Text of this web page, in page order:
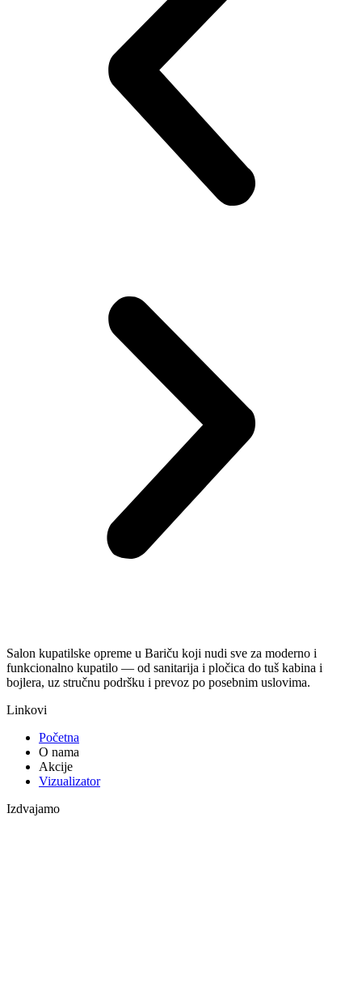
Salon kupatilske opreme u Bariču koji nudi sve za moderno i
funkcionalno kupatilo — od sanitarija i pločica do tuš kabina i
bojlera, uz stručnu podršku i prevoz po posebnim uslovima.
Linkovi
Početna
O nama
Akcije
Vizualizator
Izdvajamo